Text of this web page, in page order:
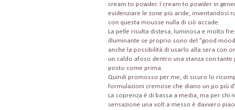
cream to powder. I cream to powder in
evidenziare le zone più aride, inventandosi
con questa mousse nulla di ciò accade.
La pelle risulta distesa, luminosa e molto
illuminante se proprio sono del "good
anche la possibilità di usarlo alla sera con
un caldo afoso dentro una stanza con
posto come prima.
Quindi promosso per me, di sicuro lo
formulazioni cremose che diano un po più
La coprenza è di bassa a media, ma per
sensazione una volt a messo è davvero